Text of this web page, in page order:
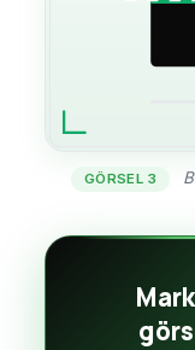
GÖRSEL 3